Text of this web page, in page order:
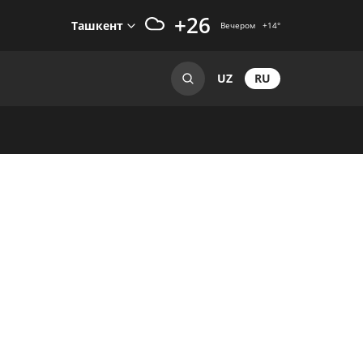
Ташкент +26 Вечером +14°
UZ RU